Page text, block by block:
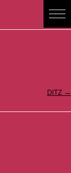
DITZ →